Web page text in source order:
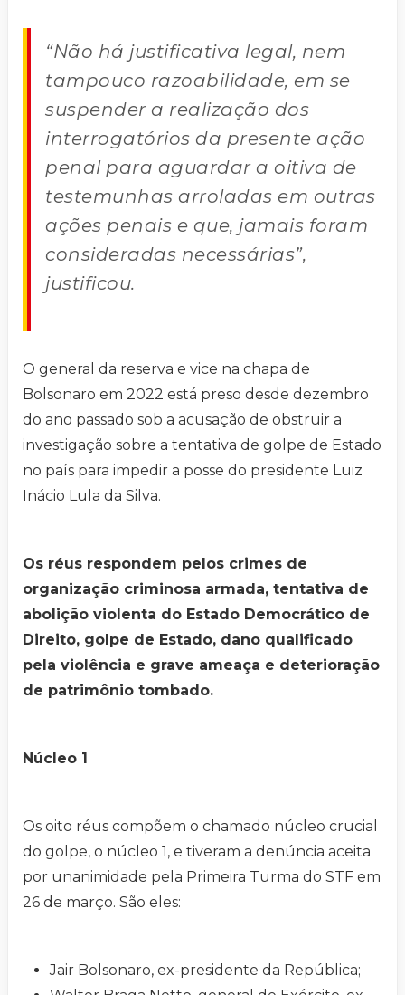
“Não há justificativa legal, nem
tampouco razoabilidade, em se
suspender a realização dos
interrogatórios da presente ação
penal para aguardar a oitiva de
testemunhas arroladas em outras
ações penais e que, jamais foram
consideradas necessárias”,
justificou.
O general da reserva e vice na chapa de
Bolsonaro em 2022 está preso desde dezembro
do ano passado sob a acusação de obstruir a
investigação sobre a tentativa de golpe de Estado
no país para impedir a posse do presidente Luiz
Inácio Lula da Silva.
Os réus respondem pelos crimes de
organização criminosa armada, tentativa de
abolição violenta do Estado Democrático de
Direito, golpe de Estado, dano qualificado
pela violência e grave ameaça e deterioração
de patrimônio tombado.
Núcleo 1
Os oito réus compõem o chamado núcleo crucial
do golpe, o núcleo 1, e tiveram a denúncia aceita
por unanimidade pela Primeira Turma do STF em
26 de março. São eles:
Jair Bolsonaro, ex-presidente da República;